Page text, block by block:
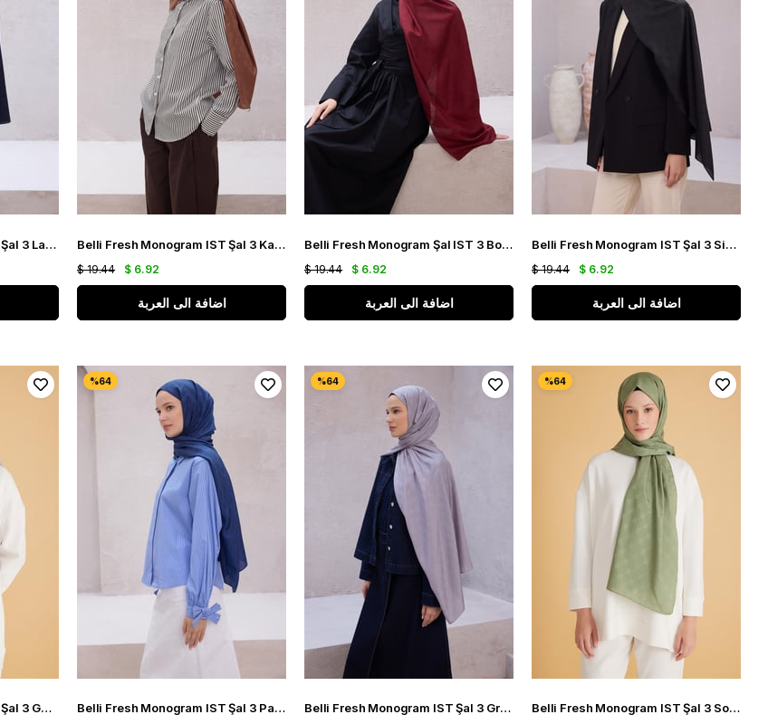
Belli Fresh Monogram IST Şal 3 Lacivert 100 Belli Fresh Monogram IST Şal 3 Kahve 111
$ 6.92
$ 19.44
اضافة الى العربة
Belli Fresh Monogram Şal IST 3 Bordo 116
$ 6.92
$ 19.44
اضافة الى العربة
Belli Fresh Monogram IST Şal 3 Siyah 99
$ 6.92
$ 19.44
اضافة الى العربة
Belli Fresh Monogram IST Şal 3 Gümüş 105 Belli Fresh Monogram IST Şal 3 Parlement Mavi 108 Belli Fresh Monogram IST Şal 3 Gri 114 Belli Fresh Monogram IST Şal 3 Soft Yeşil 112